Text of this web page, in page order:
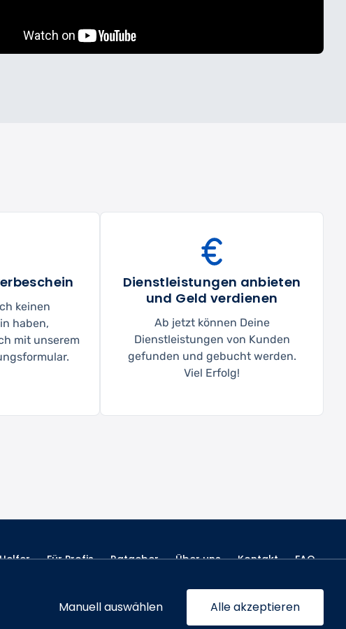
keinen
haben,
mit unserem
Dienstleistungen anbieten
und Geld verdienen
Ab jetzt können Deine
Dienstleistungen von Kunden
gefunden und gebucht werden.
Viel Erfolg!
Für Profis Ratgeber Über uns Kontakt FAQ
Folge uns:
Manuell auswählen Alle akzeptieren